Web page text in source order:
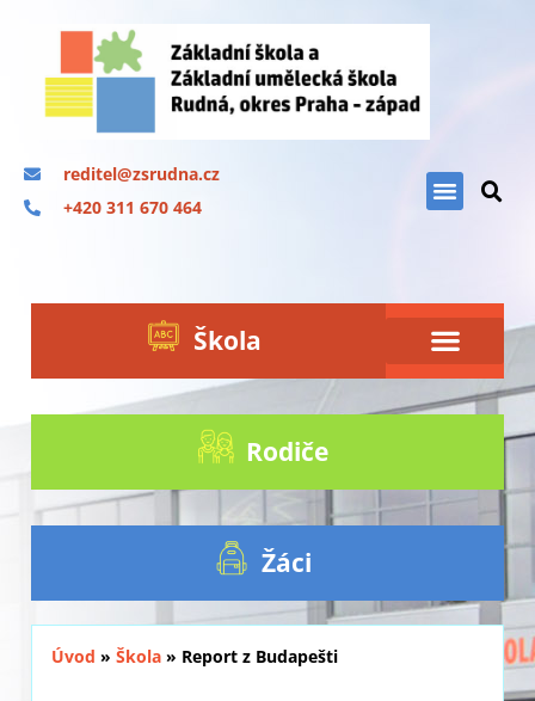
reditel@zsrudna.cz
+420 311 670 464
Škola
Rodiče
Žáci
Úvod » Škola » Report z Budapešti